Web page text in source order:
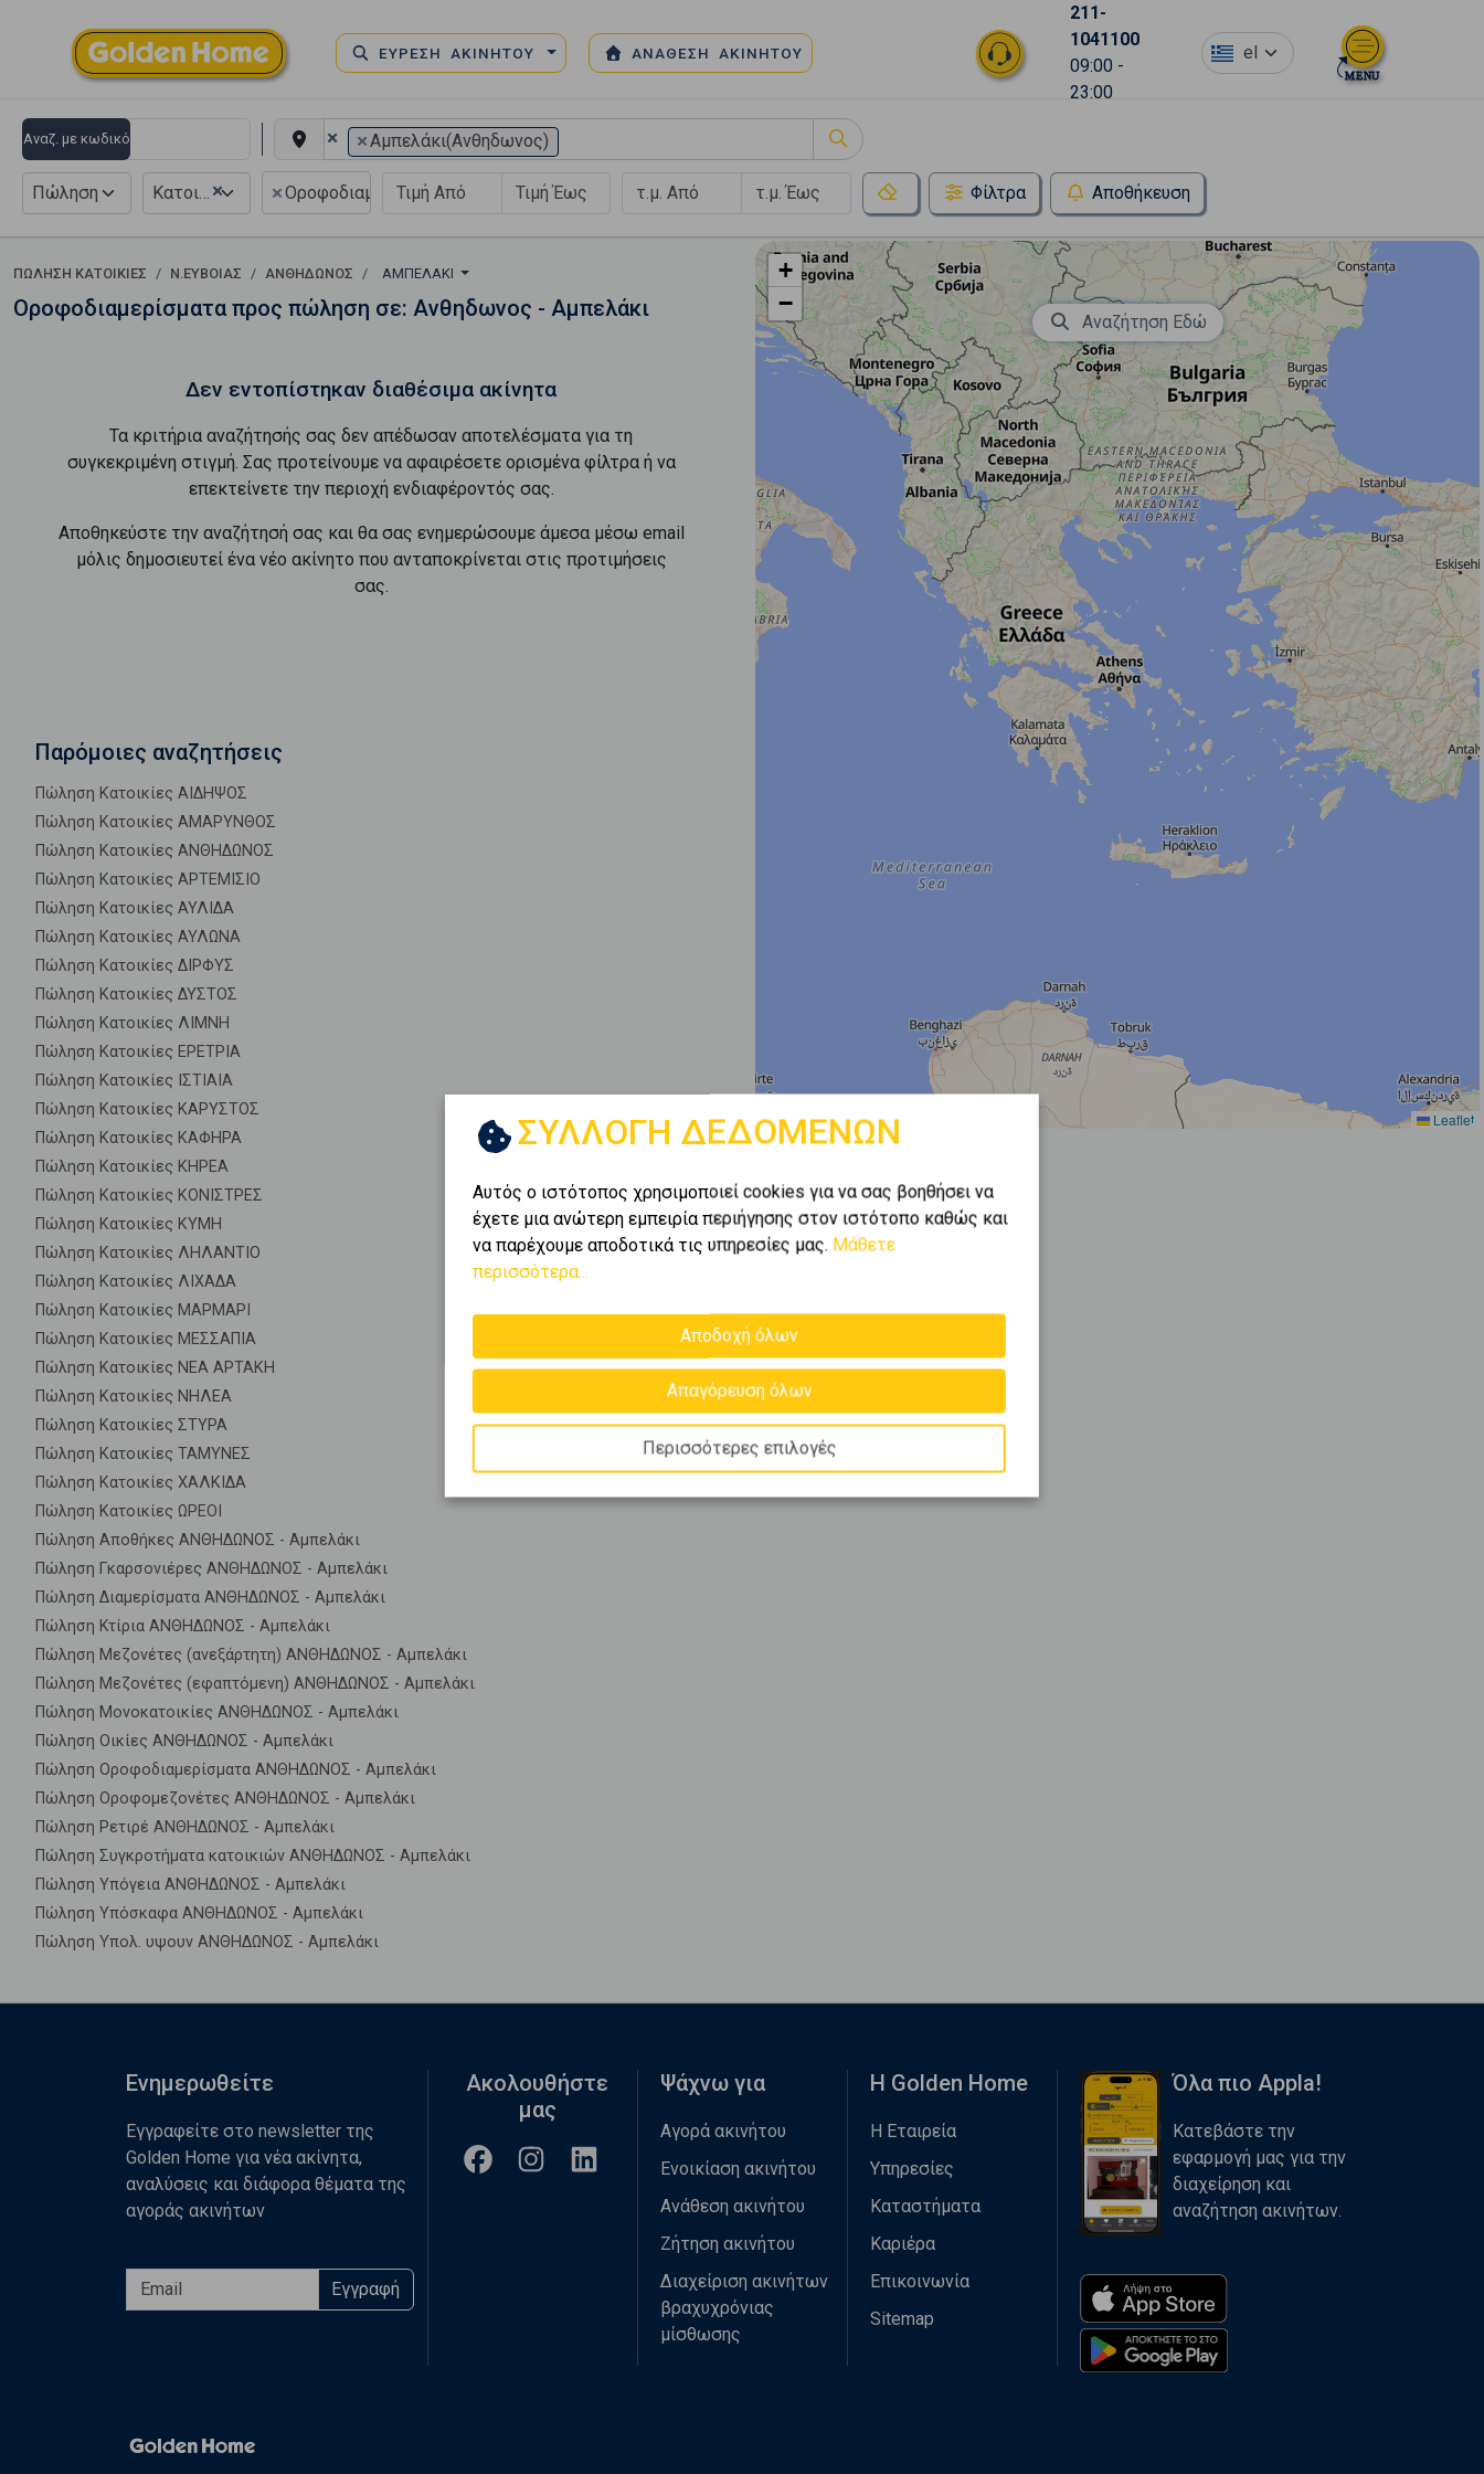
ΕΥΡΕΣΗ ΑΚΙΝΗΤΟΥ ΑΝΑΘΕΣΗ ΑΚΙΝΗΤΟΥ
211-
1041100
09:00 -
23:00
el
Αναζ. με κωδικό × ×Αμπελάκι(Ανθηδωνος)
Πώληση ×
Κατοικία ×Οροφοδιαμέρισμα Φίλτρα Αποθήκευση
ΠΏΛΗΣΗ ΚΑΤΟΙΚΊΕΣ Ν.ΕΥΒΟΙΑΣ ΑΝΘΗΔΩΝΟΣ ΑΜΠΕΛΆΚΙ
Οροφοδιαμερίσματα προς πώληση σε: Ανθηδωνος - Αμπελάκι
Δεν εντοπίστηκαν διαθέσιμα ακίνητα
Τα κριτήρια αναζήτησής σας δεν απέδωσαν αποτελέσματα για τη
συγκεκριμένη στιγμή. Σας προτείνουμε να αφαιρέσετε ορισμένα φίλτρα ή να
επεκτείνετε την περιοχή ενδιαφέροντός σας.
Αποθηκεύστε την αναζήτησή σας και θα σας ενημερώσουμε άμεσα μέσω email
μόλις δημοσιευτεί ένα νέο ακίνητο που ανταποκρίνεται στις προτιμήσεις
σας.
Παρόμοιες αναζητήσεις
Πώληση Κατοικίες ΑΙΔΗΨΟΣ
Πώληση Κατοικίες ΑΜΑΡΥΝΘΟΣ
Πώληση Κατοικίες ΑΝΘΗΔΩΝΟΣ
Πώληση Κατοικίες ΑΡΤΕΜΙΣΙΟ
Πώληση Κατοικίες ΑΥΛΙΔΑ
Πώληση Κατοικίες ΑΥΛΩΝΑ
Πώληση Κατοικίες ΔΙΡΦΥΣ
Πώληση Κατοικίες ΔΥΣΤΟΣ
Πώληση Κατοικίες ΛΙΜΝΗ
Πώληση Κατοικίες ΕΡΕΤΡΙΑ
Πώληση Κατοικίες ΙΣΤΙΑΙΑ
Πώληση Κατοικίες ΚΑΡΥΣΤΟΣ
Πώληση Κατοικίες ΚΑΦΗΡΑ
Πώληση Κατοικίες ΚΗΡΕΑ
Πώληση Κατοικίες ΚΟΝΙΣΤΡΕΣ
Πώληση Κατοικίες ΚΥΜΗ
Πώληση Κατοικίες ΛΗΛΑΝΤΙΟ
Πώληση Κατοικίες ΛΙΧΑΔΑ
Πώληση Κατοικίες ΜΑΡΜΑΡΙ
Πώληση Κατοικίες ΜΕΣΣΑΠΙΑ
Πώληση Κατοικίες ΝΕΑ ΑΡΤΑΚΗ
Πώληση Κατοικίες ΝΗΛΕΑ
Πώληση Κατοικίες ΣΤΥΡΑ
Πώληση Κατοικίες ΤΑΜΥΝΕΣ
Πώληση Κατοικίες ΧΑΛΚΙΔΑ
Πώληση Κατοικίες ΩΡΕΟΙ
Πώληση Αποθήκες ΑΝΘΗΔΩΝΟΣ - Αμπελάκι
Πώληση Γκαρσονιέρες ΑΝΘΗΔΩΝΟΣ - Αμπελάκι
Πώληση Διαμερίσματα ΑΝΘΗΔΩΝΟΣ - Αμπελάκι
Πώληση Κτίρια ΑΝΘΗΔΩΝΟΣ - Αμπελάκι
Πώληση Μεζονέτες (ανεξάρτητη) ΑΝΘΗΔΩΝΟΣ - Αμπελάκι
Πώληση Μεζονέτες (εφαπτόμενη) ΑΝΘΗΔΩΝΟΣ - Αμπελάκι
Πώληση Μονοκατοικίες ΑΝΘΗΔΩΝΟΣ - Αμπελάκι
Πώληση Οικίες ΑΝΘΗΔΩΝΟΣ - Αμπελάκι
Πώληση Οροφοδιαμερίσματα ΑΝΘΗΔΩΝΟΣ - Αμπελάκι
Πώληση Οροφομεζονέτες ΑΝΘΗΔΩΝΟΣ - Αμπελάκι
Πώληση Ρετιρέ ΑΝΘΗΔΩΝΟΣ - Αμπελάκι
Πώληση Συγκροτήματα κατοικιών ΑΝΘΗΔΩΝΟΣ - Αμπελάκι
Πώληση Υπόγεια ΑΝΘΗΔΩΝΟΣ - Αμπελάκι
Πώληση Υπόσκαφα ΑΝΘΗΔΩΝΟΣ - Αμπελάκι
Πώληση Υπολ. υψουν ΑΝΘΗΔΩΝΟΣ - Αμπελάκι
+
−
Leaflet
Αναζήτηση Εδώ
ΣΥΛΛΟΓΗ ΔΕΔΟΜΕΝΩΝ
Αυτός ο ιστότοπος χρησιμοποιεί cookies για να σας βοηθήσει να
έχετε μια ανώτερη εμπειρία περιήγησης στον ιστότοπο καθώς και
να παρέχουμε αποδοτικά τις υπηρεσίες μας. Μάθετε
περισσότερα...
Αποδοχή όλων
Απαγόρευση όλων
Περισσότερες επιλογές
Ενημερωθείτε
Εγγραφείτε στο newsletter της
Golden Home για νέα ακίνητα,
αναλύσεις και διάφορα θέματα της
αγοράς ακινήτων
Εγγραφή
Ακολουθήστε
μας
Ψάχνω για
Αγορά ακινήτου
Ενοικίαση ακινήτου
Ανάθεση ακινήτου
Ζήτηση ακινήτου
Διαχείριση ακινήτων
βραχυχρόνιας
μίσθωσης
Η Golden Home
Η Εταιρεία
Υπηρεσίες
Καταστήματα
Καριέρα
Επικοινωνία
Sitemap
Όλα πιο Appla!
Κατεβάστε την
εφαρμογή μας για την
διαχείρηση και
αναζήτηση ακινήτων.